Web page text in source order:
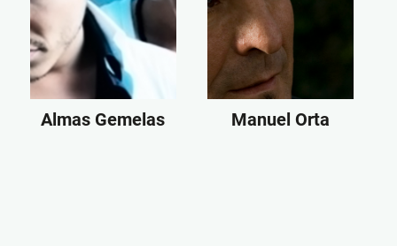
Almas Gemelas Manuel Orta